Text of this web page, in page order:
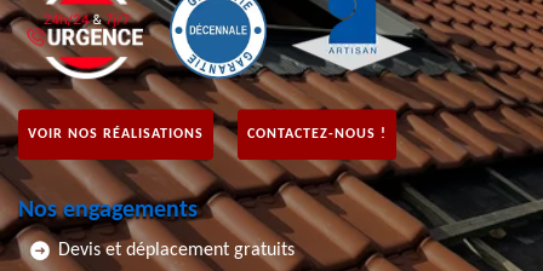
VOIR NOS RÉALISATIONS CONTACTEZ-NOUS !
Nos engagements
Devis et déplacement gratuits